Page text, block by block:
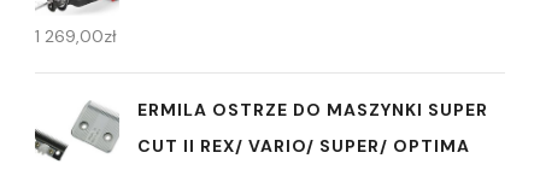
1 269,00zł
ERMILA OSTRZE DO MASZYNKI SUPER
CUT II REX/ VARIO/ SUPER/ OPTIMA